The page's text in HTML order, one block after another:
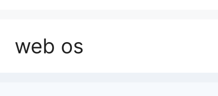
web os